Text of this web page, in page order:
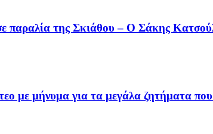
της Σκιάθου – Ο Σάκης
με μήνυμα για τα μεγάλα ζητήματα